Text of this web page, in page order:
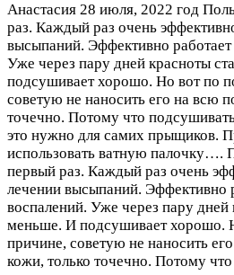
Анастасия 28 июля, 2022 год
раз. Каждый раз очень
высыпаний. Эффективно работает
Уже через пару дней красноты
подсушивает хорошо. Но вот по
советую не наносить его на всю
точечно. Потому что
это нужно для самих прыщиков.
использовать ватную палочку….
первый раз. Каждый раз очень
лечении высыпаний. Эффективно
воспалений. Уже через пару дней
меньше. И подсушивает хорошо.
причине, советую не наносить
кожи, только точечно. Потому